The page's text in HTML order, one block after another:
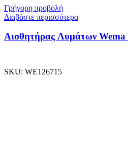
Γρήγορη προβολή
Διαβάστε περισσότερα
Αισθητήρας Λυμάτων
SKU: WE126715